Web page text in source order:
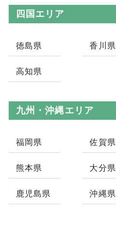
四国エリア
徳島県 香川県
高知県
九州・沖縄エリア
福岡県 佐賀県
熊本県 大分県
鹿児島県 沖縄県